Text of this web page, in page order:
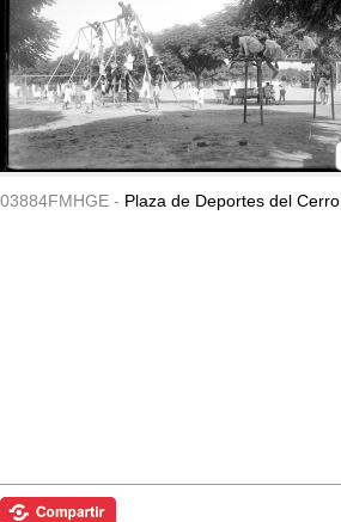
03884FMHGE - Plaza de Deportes del Cerro.